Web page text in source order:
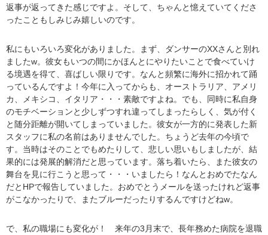
返事が返ってきた感じですよ。そして、ちゃんと憶えていてくださ
ったこともしみじみ嬉しいのです。
私にもいろいろ変化がありました。まず、ダンサーのXXさんと別れ
ましたw。彼女もいつの間にかほんとにやりたいことで食べていけ
る境遇を得て、喜ばしい限りです。なんと頻繁に海外に招かれて踊
っているんですよ！今年に入ってからも、オーストラリア、アメリ
カ、メキシコ、イタリア・・・素敵ですよね。でも、同時に私自身
のモチベーションと少しずつすれ違ってしまったらしく、気が付く
と随分距離が開いてしまっていました。彼女が一方的に発表した新
スタッフに私の名前はありませんでした。ちょうど去年の今頃で
す。当時はそのことでもめたりして、悲しい思いもしましたが、結
果的には発展的解消だと思っています。落ち着いたら、また彼女の
舞台を見に行こうと思って・・・いましたら！なんとおめでたなん
だとHPで報告していました。おめでとうメールを送ったけれど返事
がこなかったりで、またブルーだったりするんですけどねw。
で、私の職場にも変化が！ 来年の3月末で、長年務めた病院を退職